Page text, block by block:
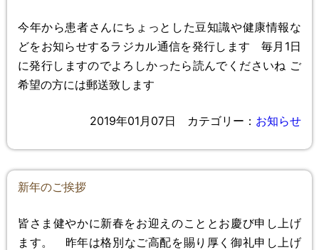
今年から患者さんにちょっとした豆知識や健康情報な
どをお知らせするラジカル通信を発行します 毎月1日
に発行しますのでよろしかったら読んでくださいね ご
希望の方には郵送致します
2019年01月07日 カテゴリー： お知らせ
新年のご挨拶
皆さま健やかに新春をお迎えのこととお慶び申し上げ
ます。 昨年は格別なご高配を賜り厚く御礼申し上げ